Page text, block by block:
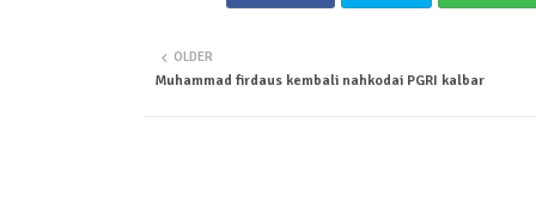
OLDER
Muhammad firdaus kembali nahkodai PGRI kalbar